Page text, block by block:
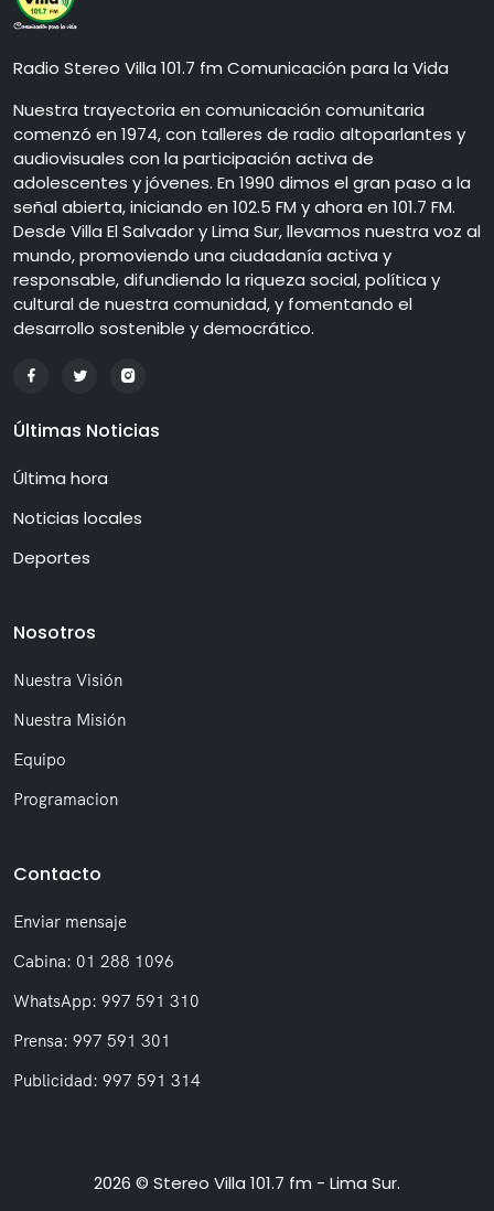
Radio Stereo Villa 101.7 fm Comunicación para la Vida
Nuestra trayectoria en comunicación comunitaria
comenzó en 1974, con talleres de radio altoparlantes y
audiovisuales con la participación activa de
adolescentes y jóvenes. En 1990 dimos el gran paso a la
señal abierta, iniciando en 102.5 FM y ahora en 101.7 FM.
Desde Villa El Salvador y Lima Sur, llevamos nuestra voz al
mundo, promoviendo una ciudadanía activa y
responsable, difundiendo la riqueza social, política y
cultural de nuestra comunidad, y fomentando el
desarrollo sostenible y democrático.
Últimas Noticias
Última hora
Noticias locales
Deportes
Nosotros
Nuestra Visión
Nuestra Misión
Equipo
Programacion
Contacto
Enviar mensaje
Cabina: 01 288 1096
WhatsApp: 997 591 310
Prensa: 997 591 301
Publicidad: 997 591 314
2026 © Stereo Villa 101.7 fm - Lima Sur.